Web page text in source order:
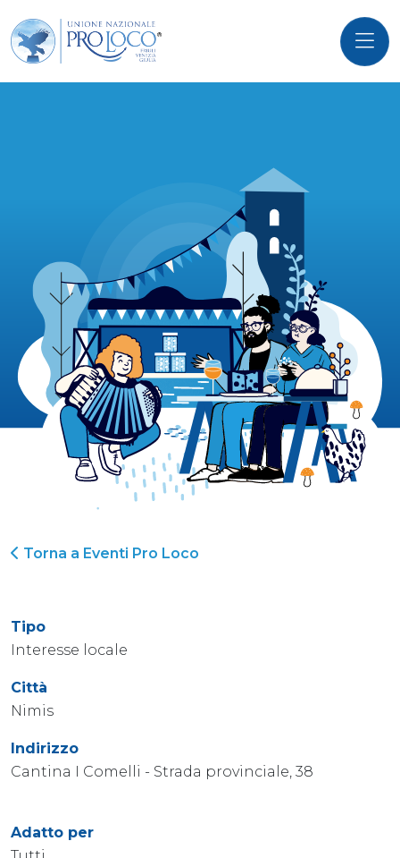
Torna a Eventi Pro Loco
Tipo
Interesse locale
Città
Nimis
Indirizzo
Cantina I Comelli - Strada provinciale, 38
Adatto per